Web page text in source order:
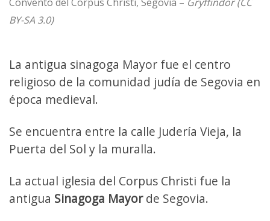
BY-SA 3.0)
La antigua sinagoga Mayor fue el centro
religioso de la comunidad judía de Segovia en
época medieval.
Se encuentra entre la calle Judería Vieja, la
Puerta del Sol y la muralla.
La actual iglesia del Corpus Christi fue la
antigua Sinagoga Mayorde Segovia.